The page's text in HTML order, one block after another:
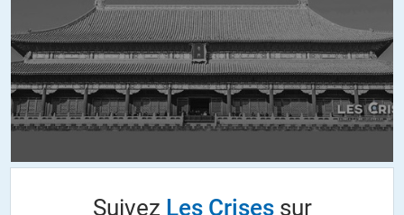
Citation step :
« et d’une certaine façon a réussi a saper sa capacité
d’imposer du fait de son statut de puissance réganienne »
Le très libéral Ronald aurait-il réussi à saper le pouvoir régalien
de l’Etat ?…
Suivez Les Crisessur